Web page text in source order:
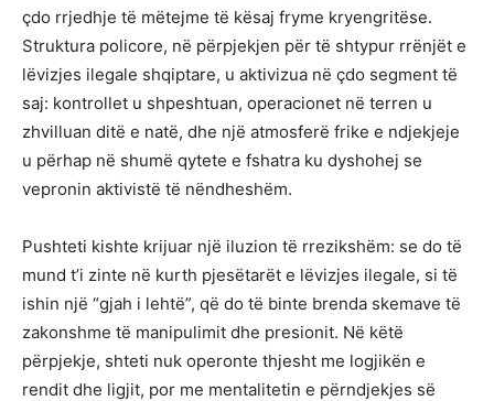
çdo rrjedhje të mëtejme të kësaj fryme kryengritëse.
Struktura policore, në përpjekjen për të shtypur rrënjët e
lëvizjes ilegale shqiptare, u aktivizua në çdo segment të
saj: kontrollet u shpeshtuan, operacionet në terren u
zhvilluan ditë e natë, dhe një atmosferë frike e ndjekjeje
u përhap në shumë qytete e fshatra ku dyshohej se
vepronin aktivistë të nëndheshëm.
Pushteti kishte krijuar një iluzion të rrezikshëm: se do të
mund t’i zinte në kurth pjesëtarët e lëvizjes ilegale, si të
ishin një “gjah i lehtë”, që do të binte brenda skemave të
zakonshme të manipulimit dhe presionit. Në këtë
përpjekje, shteti nuk operonte thjesht me logjikën e
rendit dhe ligjit, por me mentalitetin e përndjekjes së